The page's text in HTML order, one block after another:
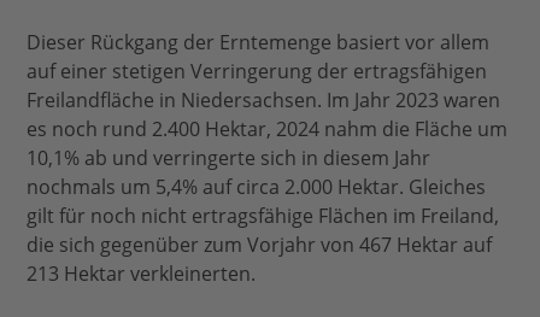
Dieser Rückgang der Erntemenge basiert vor allem
auf einer stetigen Verringerung der ertragsfähigen
Freilandfläche in Niedersachsen. Im Jahr 2023 waren
es noch rund 2.400 Hektar, 2024 nahm die Fläche um
10,1% ab und verringerte sich in diesem Jahr
nochmals um 5,4% auf circa 2.000 Hektar. Gleiches
gilt für noch nicht ertragsfähige Flächen im Freiland,
die sich gegenüber zum Vorjahr von 467 Hektar auf
213 Hektar verkleinerten.